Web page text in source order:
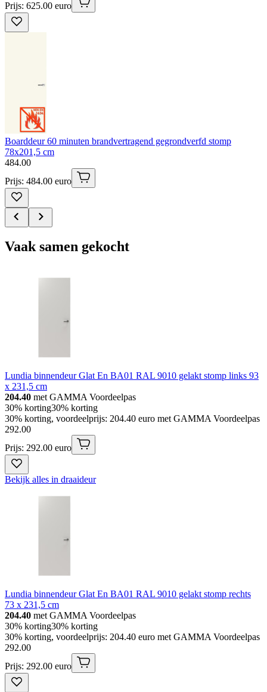
Prijs: 625.00 euro
Boarddeur 60 minuten brandvertragend gegrondverfd stomp
78x201,5 cm
484.00
Prijs: 484.00 euro
Vaak samen gekocht
Lundia binnendeur Glat En BA01 RAL 9010 gelakt stomp links 93
x 231,5 cm
204.40 met GAMMA Voordeelpas
30% korting30% korting
30% korting, voordeelprijs: 204.40 euro met GAMMA Voordeelpas
292.00
Prijs: 292.00 euro
Bekijk alles in draaideur
Lundia binnendeur Glat En BA01 RAL 9010 gelakt stomp rechts
73 x 231,5 cm
204.40 met GAMMA Voordeelpas
30% korting30% korting
30% korting, voordeelprijs: 204.40 euro met GAMMA Voordeelpas
292.00
Prijs: 292.00 euro